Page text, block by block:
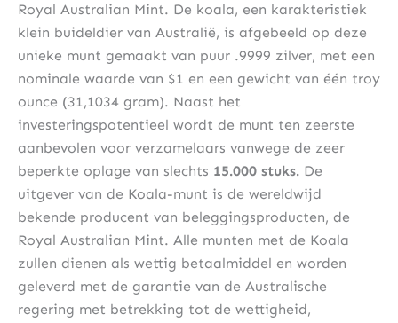
Royal Australian Mint. De koala, een karakteristiek
klein buideldier van Australië, is afgebeeld op deze
unieke munt gemaakt van puur .9999 zilver, met een
nominale waarde van $1 en een gewicht van één troy
ounce (31,1034 gram). Naast het
investeringspotentieel wordt de munt ten zeerste
aanbevolen voor verzamelaars vanwege de zeer
beperkte oplage van slechts 15.000 stuks. De
uitgever van de Koala-munt is de wereldwijd
bekende producent van beleggingsproducten, de
Royal Australian Mint. Alle munten met de Koala
zullen dienen als wettig betaalmiddel en worden
geleverd met de garantie van de Australische
regering met betrekking tot de wettigheid,